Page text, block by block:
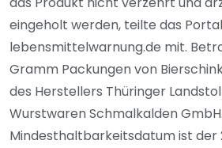
eingeholt werden, teilte das Portal
lebensmittelwarnung.de mit.
Gramm Packungen von
des Herstellers Thüringer
Wurstwaren Schmalkalden
Mindesthaltbarkeitsdatum ist der